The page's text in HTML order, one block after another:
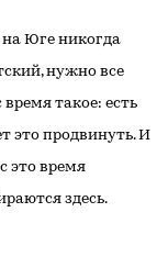
на Юге никогда
нужно все
такое: есть
это продвинуть. И
это время
здесь.